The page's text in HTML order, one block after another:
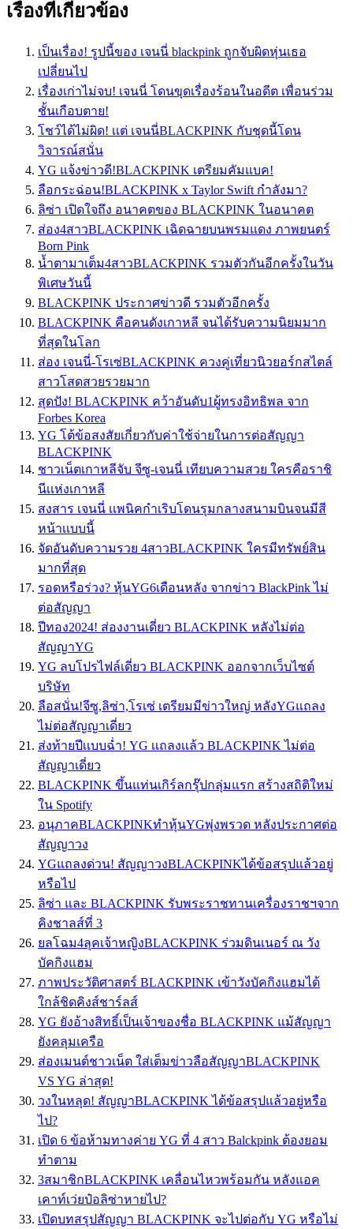
เรื่องที่เกี่ยวข้อง
เป็นเรื่อง! รูปนี้ของ เจนนี่ blackpink ถูกจับผิดหุ่นเธอ
เปลี่ยนไป
เรื่องเก่าไม่จบ! เจนนี่ โดนขุดเรื่องร้อนในอดีต เพื่อนร่วม
ชั้นเกือบตาย!
โชว์ได้ไม่ผิด! เเต่ เจนนี่BLACKPINK กับชุดนี้โดน
วิจารณ์สนั่น
YG แจ้งข่าวดี!BLACKPINK เตรียมคัมแบค!
ลือกระฉ่อน!BLACKPINK x Taylor Swift กำลังมา?
ลิซ่า เปิดใจถึง อนาคตของ BLACKPINK ในอนาคต
ส่อง4สาวBLACKPINK เฉิดฉายบนพรมแดง ภาพยนตร์
Born Pink
น้ำตามาเต็ม4สาวBLACKPINK รวมตัวกันอีกครั้งในวัน
พิเศษวันนี้
BLACKPINK ประกาศข่าวดี รวมตัวอีกครั้ง
BLACKPINK คือคนดังเกาหลี จนได้รับความนิยมมาก
ที่สุดในโลก
ส่อง เจนนี่-โรเซ่BLACKPINK ควงคู่เที่ยวนิวยอร์กสไตล์
สาวโสดสวยรวยมาก
สุดปัง! BLACKPINK คว้าอันดับ1ผู้ทรงอิทธิพล จาก
Forbes Korea
YG โต้ข้อสงสัยเกี่ยวกับค่าใช้จ่ายในการต่อสัญญา
BLACKPINK
ชาวเน็ตเกาหลีจับ จีซู-เจนนี่ เทียบความสวย ใครคือราชิ
นีเเห่งเกาหลี
สงสาร เจนนี่ เเพนิคกำเริบโดนรุมกลางสนามบินจนมีสี
หน้าเเบบนี้
จัดอันดับความรวย 4สาวBLACKPINK ใครมีทรัพย์สิน
มากที่สุด
รอดหรือร่วง? หุ้นYG6เดือนหลัง จากข่าว BlackPink ไม่
ต่อสัญญา
ปีทอง2024! ส่องงานเดี่ยว BLACKPINK หลังไม่ต่อ
สัญญาYG
YG ลบโปรไฟล์เดี่ยว BLACKPINK ออกจากเว็บไซต์
บริษัท
ลือสนั่น!จีซู,ลิซ่า,โรเซ่ เตรียมมีข่าวใหญ่ หลังYGแถลง
ไม่ต่อสัญญาเดี่ยว
ส่งท้ายปีเเบบฉ่ำ! YG เเถลงเเล้ว BLACKPINK ไม่ต่อ
สัญญาเดี่ยว
BLACKPINK ขึ้นแท่นเกิร์ลกรุ๊ปกลุ่มแรก สร้างสถิติใหม่
ใน Spotify
อนุภาคBLACKPINKทำหุ้นYGพุ่งพรวด หลังประกาศต่อ
สัญญาวง
YGแถลงด่วน! สัญญาวงBLACKPINKได้ข้อสรุปแล้วอยู่
หรือไป
ลิซ่า และ BLACKPINK รับพระราชทานเครื่องราชฯจาก
คิงชาลส์ที่ 3
ยลโฉม4ลุคเจ้าหญิงBLACKPINK ร่วมดินเนอร์ ณ วัง
บัคกิงแฮม
ภาพประวัติศาสตร์ BLACKPINK เข้าวังบัคกิงแฮมได้
ใกล้ชิดคิงส์ชาร์ลส์
YG ยังอ้างสิทธิ์เป็นเจ้าของชื่อ BLACKPINK แม้สัญญา
ยังคลุมเครือ
ส่องเมนต์ชาวเน็ต ใส่เต็มข่าวลือสัญญาBLACKPINK
VS YG ล่าสุด!
วงในหลุด! สัญญาBLACKPINK ได้ข้อสรุปแล้วอยู่หรือ
ไป?
เปิด 6 ข้อห้ามทางค่าย YG ที่ 4 สาว Balckpink ต้องยอม
ทำตาม
3สมาชิกBLACKPINK เคลื่อนไหวพร้อมกัน หลังแอค
เคาท์เว่ยป๋อลิซ่าหายไป?
เปิดบทสรุปสัญญา BLACKPINK จะไปต่อกับ YG หรือไม่